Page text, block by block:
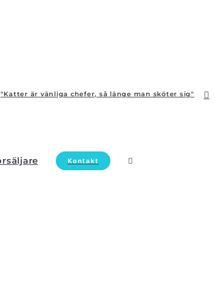
"Katter är vänliga chefer, så länge man sköter sig"
Kontakt